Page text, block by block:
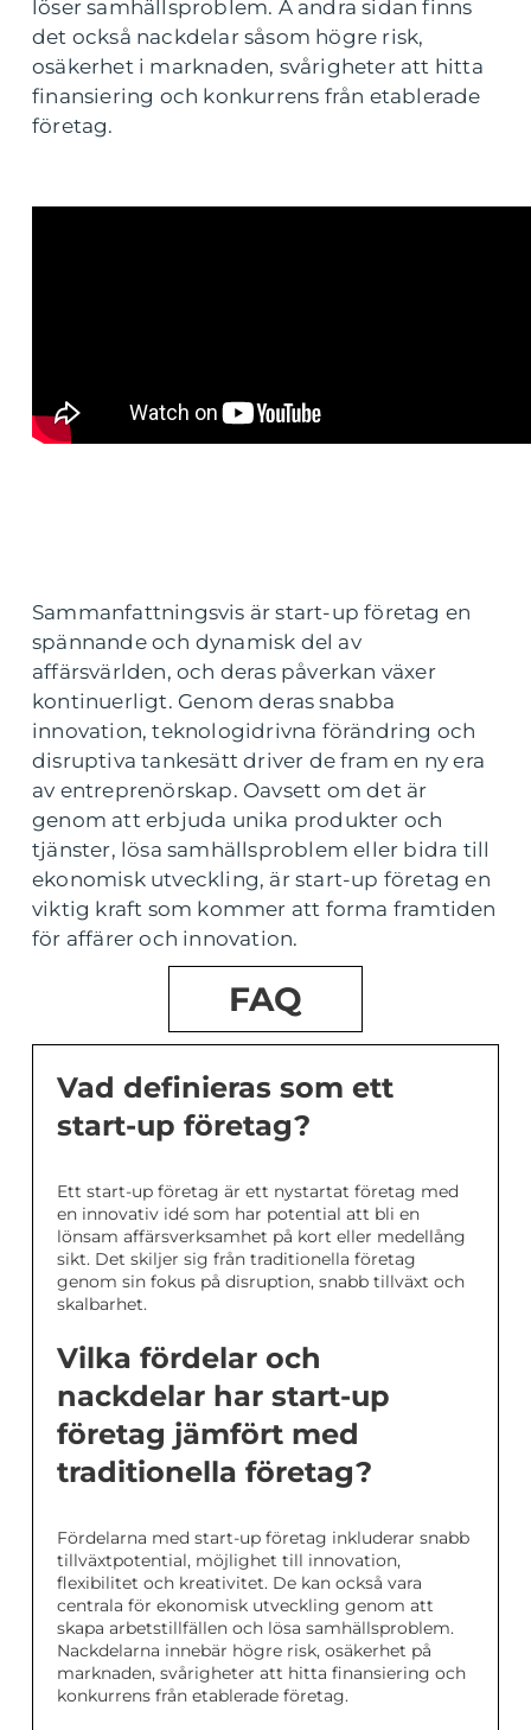
löser samhällsproblem. Å andra sidan finns
det också nackdelar såsom högre risk,
osäkerhet i marknaden, svårigheter att hitta
finansiering och konkurrens från etablerade
företag.
Sammanfattningsvis är start-up företag en
spännande och dynamisk del av
affärsvärlden, och deras påverkan växer
kontinuerligt. Genom deras snabba
innovation, teknologidrivna förändring och
disruptiva tankesätt driver de fram en ny era
av entreprenörskap. Oavsett om det är
genom att erbjuda unika produkter och
tjänster, lösa samhällsproblem eller bidra till
ekonomisk utveckling, är start-up företag en
viktig kraft som kommer att forma framtiden
för affärer och innovation.
FAQ
Vad definieras som ett
start-up företag?
Ett start-up företag är ett nystartat företag med
en innovativ idé som har potential att bli en
lönsam affärsverksamhet på kort eller medellång
sikt. Det skiljer sig från traditionella företag
genom sin fokus på disruption, snabb tillväxt och
skalbarhet.
Vilka fördelar och
nackdelar har start-up
företag jämfört med
traditionella företag?
Fördelarna med start-up företag inkluderar snabb
tillväxtpotential, möjlighet till innovation,
flexibilitet och kreativitet. De kan också vara
centrala för ekonomisk utveckling genom att
skapa arbetstillfällen och lösa samhällsproblem.
Nackdelarna innebär högre risk, osäkerhet på
marknaden, svårigheter att hitta finansiering och
konkurrens från etablerade företag.